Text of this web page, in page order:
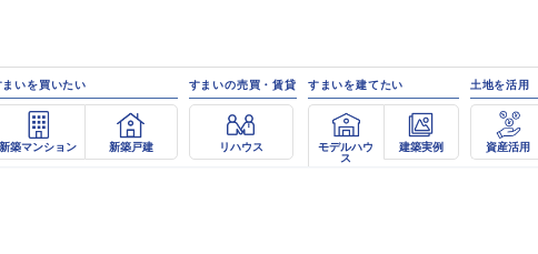
まいを買いたい
新築マンション 新築戸建
すまいの売買・賃貸
リハウス
すまいを建てたい
モデルハウ
ス
建築実例
土地を活用
資産活用